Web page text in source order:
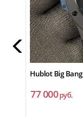
Hublot Big Bang
77 000руб.